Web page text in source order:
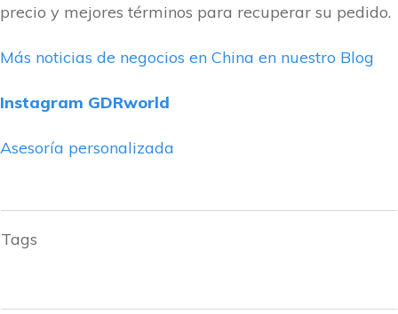
precio y mejores términos para recuperar su pedido.
Más noticias de negocios en China en nuestro Blog
Instagram GDRworld
Asesoría personalizada
Tags